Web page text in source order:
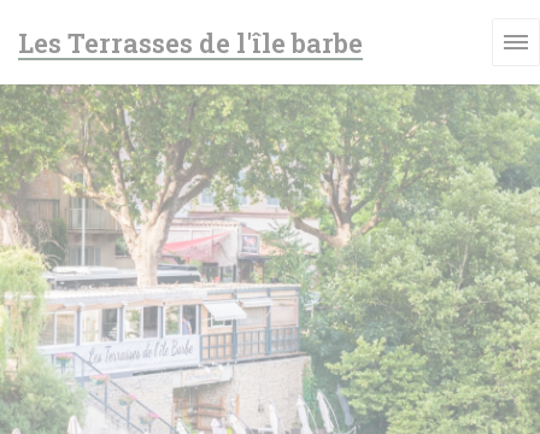
Les Terrasses de l'île barbe